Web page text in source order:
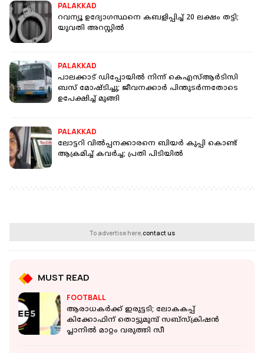
PALAKKAD
റവന്യൂ ഉദ്യോഗസ്ഥനെ കബളിപ്പിച്ച് 20 ലക്ഷം തട്ടി;
യുവതി അറസ്റ്റില്‍
PALAKKAD
പാലക്കാട് ഡിപ്പോയിൽ നിന്ന് കെഎസ്ആർടിസി
ബസ് മോഷ്ടിച്ചു; ജീവനക്കാർ പിന്തുടർന്നതോടെ
ഉപേക്ഷിച്ച് മുങ്ങി
PALAKKAD
ലോട്ടറി വില്‍പ്പനക്കാരനെ ബിയര്‍ കുപ്പി കൊണ്ട്
ആക്രമിച്ച് കവര്‍ച്ച; പ്രതി പിടിയില്‍
To advertise here,contact us
MUST READ
FOOTBALL
ആരാധകർക്ക് ഇരുട്ടടി; ലോകകപ്പ്
കിക്കോഫിന് തൊട്ടുമുമ്പ് സബ്സ്ക്രിഷൻ
പ്ലാനിൽ മാറ്റം വരുത്തി സീ